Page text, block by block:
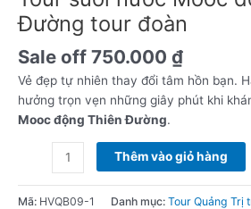
Đường tour đoàn
Sale off 750.000 ₫
Vẻ đẹp tự nhiên thay đổi tâm hồn bạn.
hưởng trọn vẹn những giây phút khi
Mooc động Thiên Đường.
Thêm vào giỏ hàng
Mã: HVQB09-1 Danh mục: Tour Quảng Trị